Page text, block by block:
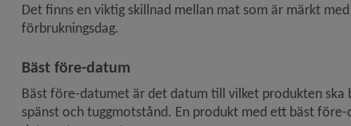
för Kemikalier, miljöfarlig verksamhet
för Lantmäteri, kartor och mätning
för Vatten och avlopp
Det finns en viktig skillnad mellan mat som är märkt
förbrukningsdag.
Bäst före-datum
Bäst före-datumet är det datum till vilket produkten ska
spänst och tuggmotstånd. En produkt med ett bäst